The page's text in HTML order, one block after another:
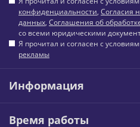
конфиденциальности, Согласия
данных, Соглашения об
со всеми юридическими
Я прочитал и согласен с
рекламы
Информация
Время работы